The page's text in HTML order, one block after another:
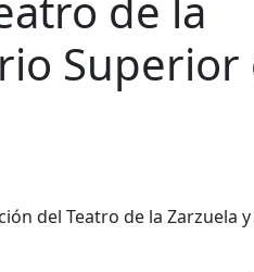
Superior